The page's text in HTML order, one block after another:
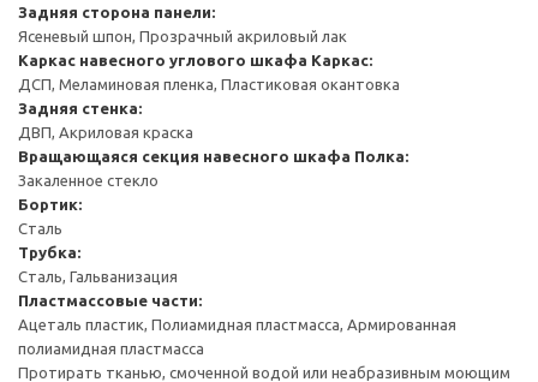
Задняя сторона панели:
Ясеневый шпон, Прозрачный акриловый лак
Каркас навесного углового шкафа Каркас:
ДСП, Меламиновая пленка, Пластиковая окантовка
Задняя стенка:
ДВП, Акриловая краска
Вращающаяся секция навесного шкафа Полка:
Закаленное стекло
Бортик:
Сталь
Трубка:
Сталь, Гальванизация
Пластмассовые части:
Ацеталь пластик, Полиамидная пластмасса, Армированная
полиамидная пластмасса
Протирать тканью, смоченной водой или неабразивным моющим